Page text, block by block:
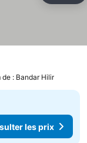
: Bandar Hilir
les prix